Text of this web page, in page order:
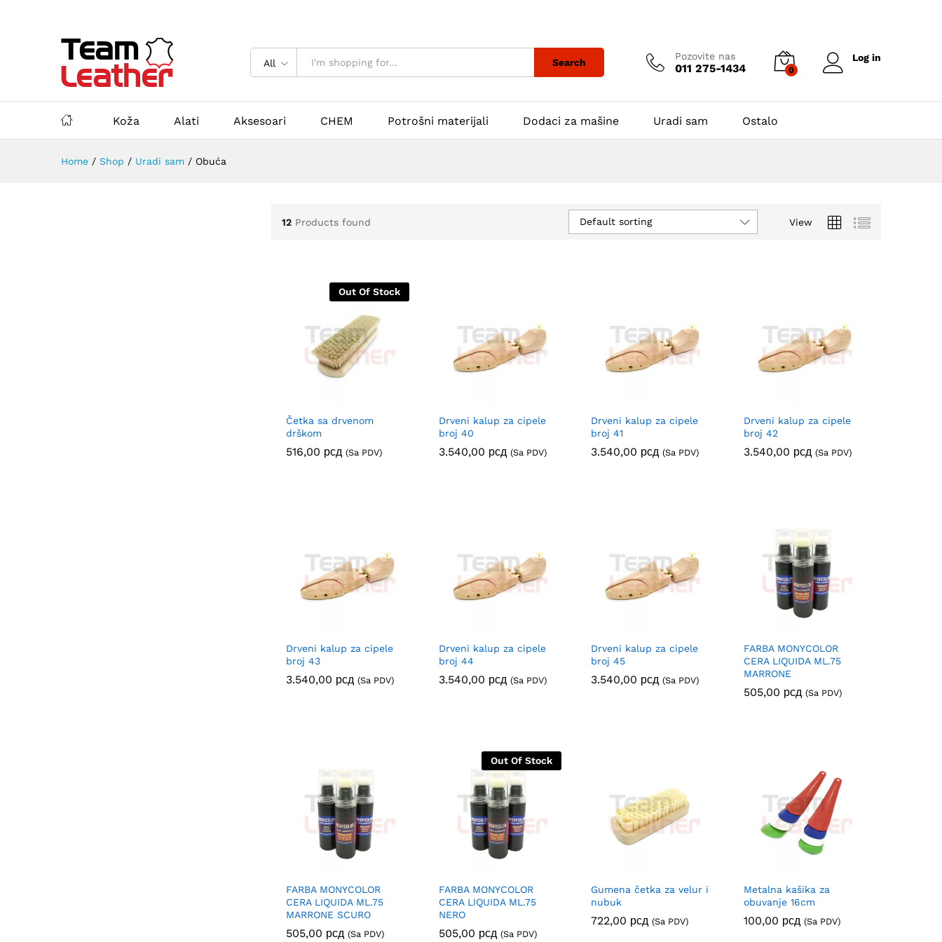
All Search
Pozovite nas
011 275-1434 0
Log in
Koža Alati Aksesoari CHEM Potrošni materijali Dodaci za mašine Uradi sam Ostalo
Home / Shop / Uradi sam / Obuća
12 Products found View
Default sorting
Out Of Stock
Četka sa drvenom
drškom
516,00 рсд (Sa PDV)
516,00 рсд
Drveni kalup za cipele
broj 40
3.540,00 рсд (Sa PDV)
3.540,00 рсд
Drveni kalup za cipele
broj 41
3.540,00 рсд (Sa PDV)
3.540,00 рсд
Drveni kalup za cipele
broj 42
3.540,00 рсд (Sa PDV)
3.540,00 рсд
Drveni kalup za cipele
broj 43
3.540,00 рсд (Sa PDV)
3.540,00 рсд
Drveni kalup za cipele
broj 44
3.540,00 рсд (Sa PDV)
3.540,00 рсд
Drveni kalup za cipele
broj 45
3.540,00 рсд (Sa PDV)
3.540,00 рсд
FARBA MONYCOLOR
CERA LIQUIDA ML.75
MARRONE
505,00 рсд (Sa PDV)
505,00 рсд
FARBA MONYCOLOR
CERA LIQUIDA ML.75
MARRONE SCURO
505,00 рсд (Sa PDV)
505,00 рсд
Out Of Stock
FARBA MONYCOLOR
CERA LIQUIDA ML.75
NERO
505,00 рсд (Sa PDV)
505,00 рсд
Gumena četka za velur i
nubuk
722,00 рсд (Sa PDV)
722,00 рсд
Metalna kašika za
obuvanje 16cm
100,00 рсд (Sa PDV)
100,00 рсд